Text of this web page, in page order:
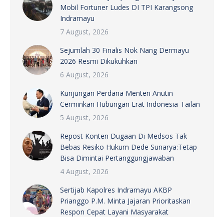
Mobil Fortuner Ludes DI TPI Karangsong
Indramayu
7 August, 2026
Sejumlah 30 Finalis Nok Nang Dermayu
2026 Resmi Dikukuhkan
6 August, 2026
Kunjungan Perdana Menteri Anutin
Cerminkan Hubungan Erat Indonesia-Tailan
5 August, 2026
Repost Konten Dugaan Di Medsos Tak
Bebas Resiko Hukum Dede Sunarya:Tetap
Bisa Dimintai Pertanggungjawaban
4 August, 2026
Sertijab Kapolres Indramayu AKBP
Prianggo P.M. Minta Jajaran Prioritaskan
Respon Cepat Layani Masyarakat